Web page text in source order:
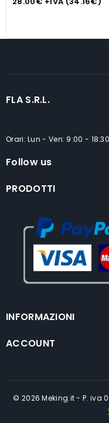
FLA S.R.L.
Orari: Lun - Ven: 9:00 -
Follow us
PRODOTTI
INFORMAZIONI
ACCOUNT
© 2026 Meking.it - P. iva